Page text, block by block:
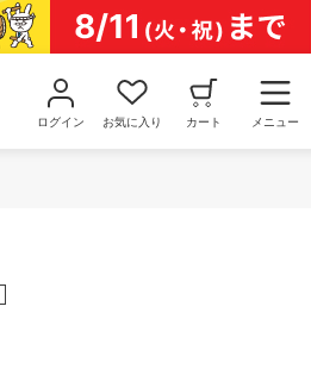
ログイン お気に入り カート メニュー